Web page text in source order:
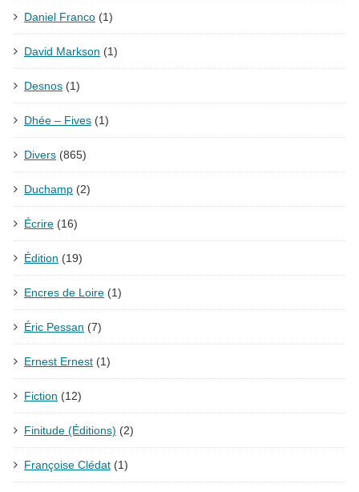
Daniel Franco (1)
David Markson (1)
Desnos (1)
Dhée – Fives (1)
Divers (865)
Duchamp (2)
Écrire (16)
Édition (19)
Encres de Loire (1)
Éric Pessan (7)
Ernest Ernest (1)
Fiction (12)
Finitude (Éditions) (2)
Françoise Clédat (1)